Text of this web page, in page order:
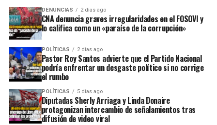
DENUNCIAS 2 días ago
CNA denuncia graves irregularidades en el FOSOVI y
lo califica como un «paraíso de la corrupción»
POLÍTICAS 2 días ago
Pastor Roy Santos advierte que el Partido Nacional
podría enfrentar un desgaste político si no corrige
el rumbo
POLÍTICAS 5 días ago
Diputadas Sherly Arriaga y Linda Donaire
protagonizan intercambio de señalamientos tras
difusión de video viral